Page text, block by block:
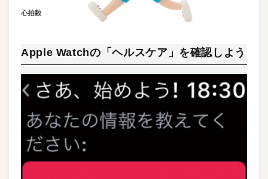
Apple Watchの「ヘルスケア」を確認しよう